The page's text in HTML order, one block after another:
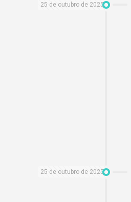
25 de outubro de 2025
25 de outubro de 2025